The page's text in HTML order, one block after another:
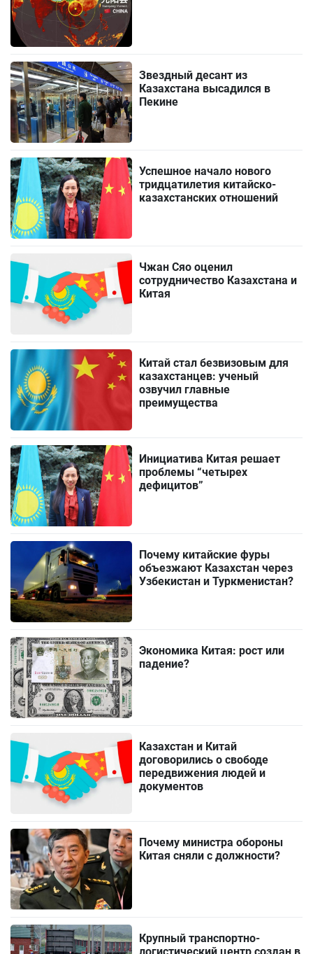
Звездный десант из
Казахстана высадился в
Пекине
Успешное начало нового
тридцатилетия китайско-
казахстанских отношений
Чжан Сяо оценил
сотрудничество Казахстана и
Китая
Китай стал безвизовым для
казахстанцев: ученый
озвучил главные
преимущества
Инициатива Китая решает
проблемы “четырех
дефицитов”
Почему китайские фуры
объезжают Казахстан через
Узбекистан и Туркменистан?
Экономика Китая: рост или
падение?
Казахстан и Китай
договорились о свободе
передвижения людей и
документов
Почему министра обороны
Китая сняли с должности?
Крупный транспортно-